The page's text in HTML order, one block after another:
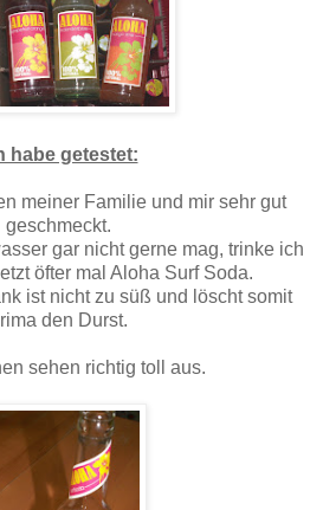
habe getestet:
meiner Familie und mir sehr gut
geschmeckt.
gar nicht gerne mag, trinke ich
öfter mal Aloha Surf Soda.
ist nicht zu süß und löscht somit
den Durst.
sehen richtig toll aus.